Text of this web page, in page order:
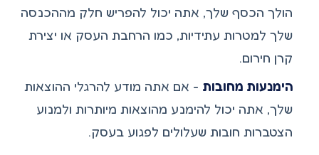
הולך הכסף שלך, אתה יכול להפריש חלק מההכנסה
שלך למטרות עתידיות, כמו הרחבת העסק או יצירת
קרן חירום.
הימנעות מחובות - אם אתה מודע להרגלי ההוצאות
שלך, אתה יכול להימנע מהוצאות מיותרות ולמנוע
הצטברות חובות שעלולים לפגוע בעסק.